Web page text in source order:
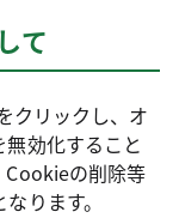
て
クリックし、オ
効化すること
Cookieの削除等
ります。